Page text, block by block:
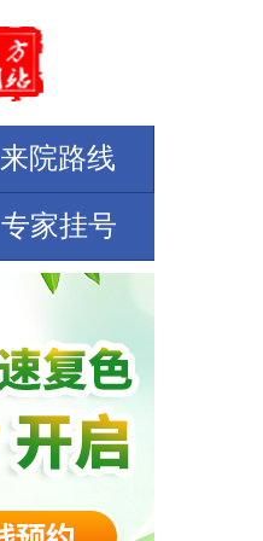
来院路线
专家挂号